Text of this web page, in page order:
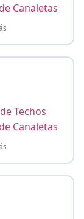
Canaletas
Techos
Canaletas